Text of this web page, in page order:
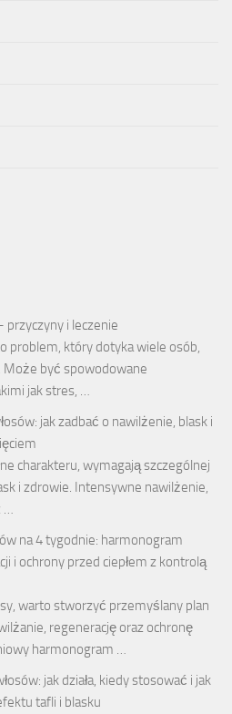
przyczyny i leczenie
problem, który dotyka wiele osób,
Może być spowodowane
jak stres, …
jak zadbać o nawilżenie, blask i
charakteru, wymagają szczególnej
i zdrowie. Intensywne nawilżenie,
…
na 4 tygodnie: harmonogram
i ochrony przed ciepłem z kontrolą
warto stworzyć przemyślany plan
regenerację oraz ochronę
harmonogram …
jak działa, kiedy stosować i jak
tafli i blasku